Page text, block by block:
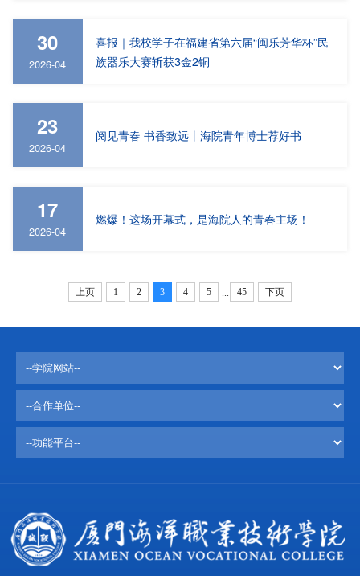
30
2026-04
喜报｜我校学子在福建省第六届“闽乐芳华杯”民
族器乐大赛斩获3金2铜
23
2026-04
阅见青春 书香致远丨海院青年博士荐好书
17
2026-04
燃爆！这场开幕式，是海院人的青春主场！
上页 1 2 3 4 5 ... 45 下页